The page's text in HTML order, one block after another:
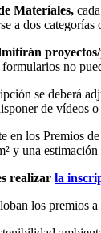
Materiales,
a dos categorías
no
se deberá
de vídeos
en los Premios
y una
realizar la
los premios a